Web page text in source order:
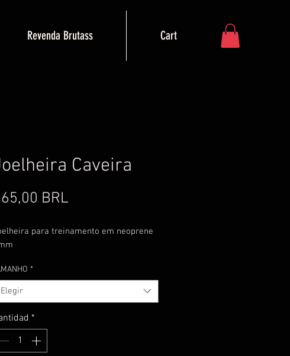
Revenda Brutass Cart
Caveira
BRL
para treinamento em neoprene
*
Elegir
*